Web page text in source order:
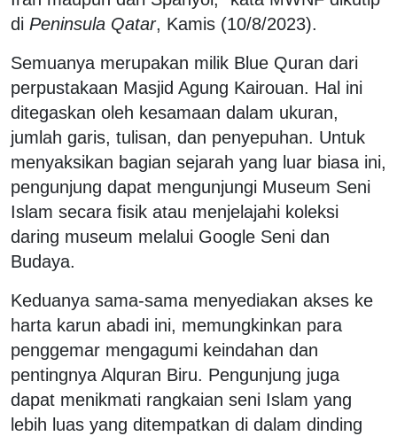
di Peninsula Qatar, Kamis (10/8/2023).
Semuanya merupakan milik Blue Quran dari
perpustakaan Masjid Agung Kairouan. Hal ini
ditegaskan oleh kesamaan dalam ukuran,
jumlah garis, tulisan, dan penyepuhan. Untuk
menyaksikan bagian sejarah yang luar biasa ini,
pengunjung dapat mengunjungi Museum Seni
Islam secara fisik atau menjelajahi koleksi
daring museum melalui Google Seni dan
Budaya.
Keduanya sama-sama menyediakan akses ke
harta karun abadi ini, memungkinkan para
penggemar mengagumi keindahan dan
pentingnya Alquran Biru. Pengunjung juga
dapat menikmati rangkaian seni Islam yang
lebih luas yang ditempatkan di dalam dinding